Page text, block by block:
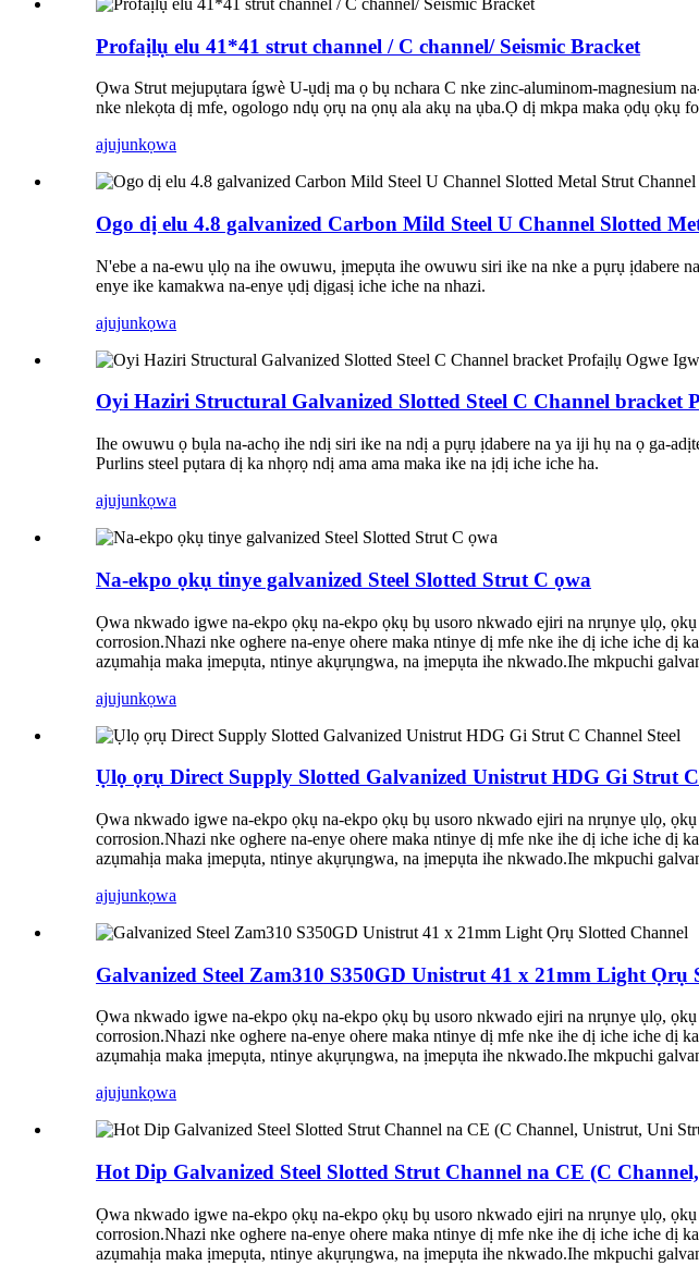
Profaịlụ elu 41*41 strut channel / C channel/ Seismic Bracket
Ọwa Strut mejupụtara ígwè U-ụdị ma ọ bụ nchara C nke zinc-aluminom-magnesium
nke nlekọta dị mfe, ogologo ndụ ọrụ na ọnụ ala akụ na ụba.Ọ dị mkpa maka ọdụ ọkụ
ajujunkọwa
Ogo dị elu 4.8 galvanized Carbon Mild Steel U Channel Slotted
N'ebe a na-ewu ụlọ na ihe owuwu, ịmepụta ihe owuwu siri ike na nke a pụrụ ịdabere
enye ike kamakwa na-enye ụdị dịgasị iche iche na nhazi.
ajujunkọwa
Oyi Haziri Structural Galvanized Slotted Steel C Channel bracket
Ihe owuwu ọ bụla na-achọ ihe ndị siri ike na ndị a pụrụ ịdabere na ya iji hụ na ọ ga-
Purlins steel pụtara dị ka nhọrọ ndị ama ama maka ike na ịdị iche iche ha.
ajujunkọwa
Na-ekpo ọkụ tinye galvanized Steel Slotted Strut C ọwa
Ọwa nkwado igwe na-ekpo ọkụ na-ekpo ọkụ bụ usoro nkwado ejiri na nrụnye ụlọ,
corrosion.Nhazi nke oghere na-enye ohere maka ntinye dị mfe nke ihe dị iche iche
azụmahịa maka ịmepụta, ntinye akụrụngwa, na ịmepụta ihe nkwado.Ihe mkpuchi
ajujunkọwa
Ụlọ ọrụ Direct Supply Slotted Galvanized Unistrut HDG Gi Strut
Ọwa nkwado igwe na-ekpo ọkụ na-ekpo ọkụ bụ usoro nkwado ejiri na nrụnye ụlọ,
corrosion.Nhazi nke oghere na-enye ohere maka ntinye dị mfe nke ihe dị iche iche
azụmahịa maka ịmepụta, ntinye akụrụngwa, na ịmepụta ihe nkwado.Ihe mkpuchi
ajujunkọwa
Galvanized Steel Zam310 S350GD Unistrut 41 x 21mm Light Ọrụ
Ọwa nkwado igwe na-ekpo ọkụ na-ekpo ọkụ bụ usoro nkwado ejiri na nrụnye ụlọ,
corrosion.Nhazi nke oghere na-enye ohere maka ntinye dị mfe nke ihe dị iche iche
azụmahịa maka ịmepụta, ntinye akụrụngwa, na ịmepụta ihe nkwado.Ihe mkpuchi
ajujunkọwa
Hot Dip Galvanized Steel Slotted Strut Channel na CE (C
Ọwa nkwado igwe na-ekpo ọkụ na-ekpo ọkụ bụ usoro nkwado ejiri na nrụnye ụlọ,
corrosion.Nhazi nke oghere na-enye ohere maka ntinye dị mfe nke ihe dị iche iche
azụmahịa maka ịmepụta, ntinye akụrụngwa, na ịmepụta ihe nkwado.Ihe mkpuchi